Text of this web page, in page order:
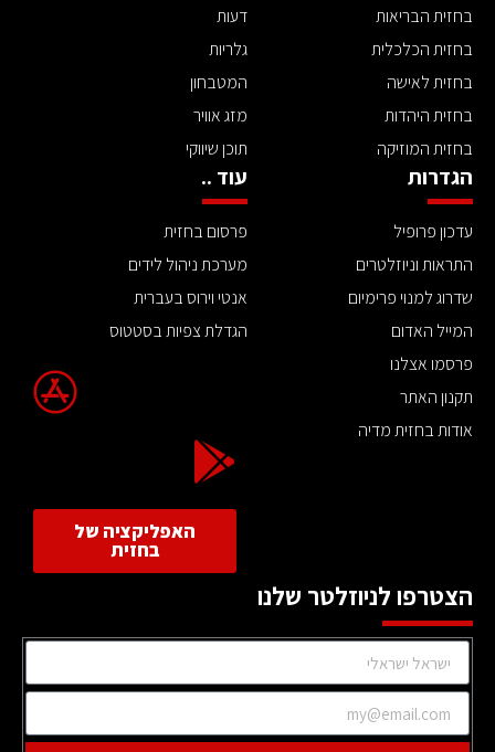
בחזית הבריאות
בחזית הכלכלית
בחזית לאישה
בחזית היהדות
בחזית המוזיקה
דעות
גלריות
המטבחון
מזג אוויר
תוכן שיווקי
הגדרות
עדכון פרופיל
התראות וניוזלטרים
שדרוג למנוי פרימיום
המייל האדום
פרסמו אצלנו
תקנון האתר
אודות בחזית מדיה
עוד ..
פרסום בחזית
מערכת ניהול לידים
אנטי וירוס בעברית
הגדלת צפיות בסטטוס
האפליקציה של
בחזית
הצטרפו לניוזלטר שלנו